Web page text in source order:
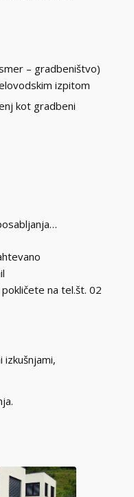
– gradbeništvo)
izpitom
kot gradbeni
pokličete na tel.št. 02
izkušnjami,